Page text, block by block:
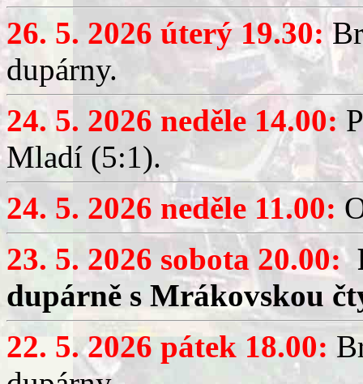
26. 5. 2026 úterý 19.30:
dupárny.
24. 5. 2026 neděle 14.00:
Mladí (5:1).
24. 5. 2026 neděle 11.00:
23. 5. 2026 sobota 20.00:
dupárně s Mrákovskou
22. 5. 2026 pátek 18.00: